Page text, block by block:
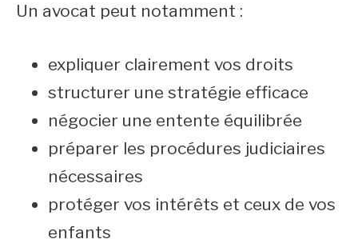
Un avocat peut notamment :
expliquer clairement vos droits
structurer une stratégie efficace
négocier une entente équilibrée
préparer les procédures judiciaires
nécessaires
protéger vos intérêts et ceux de vos
enfants